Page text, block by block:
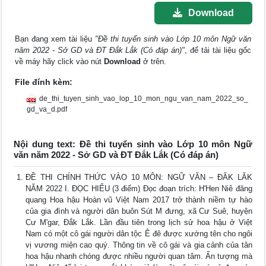
Download
Bạn đang xem tài liệu "Đề thi tuyển sinh vào Lớp 10 môn Ngữ văn
năm 2022 - Sở GD và ĐT Đắk Lắk (Có đáp án)", để tải tài liệu gốc
về máy hãy click vào nút Download ở trên.
File đính kèm:
de_thi_tuyen_sinh_vao_lop_10_mon_ngu_van_nam_2022_so_
gd_va_d.pdf
Nội dung text: Đề thi tuyển sinh vào Lớp 10 môn Ngữ
văn năm 2022 - Sở GD và ĐT Đắk Lắk (Có đáp án)
ĐỀ THI CHÍNH THỨC VÀO 10 MÔN: NGỮ VĂN – ĐĂK LĂK
NĂM 2022 I. ĐỌC HIỂU (3 điểm) Đọc đoạn trích: H'Hen Niê đăng
quang Hoa hậu Hoàn vũ Việt Nam 2017 trở thành niềm tự hào
của gia đình và người dân buôn Sút M đưng, xã Cư Suê, huyện
Cư M'gar, Đắk Lắk. Lần đầu tiên trong lịch sử hoa hậu ở Việt
Nam có một cô gái người dân tộc Ê đê được xướng tên cho ngôi
vị vương miện cao quý. Thông tin về cô gái và gia cảnh của tân
hoa hậu nhanh chóng được nhiều người quan tâm. Ấn tượng mà